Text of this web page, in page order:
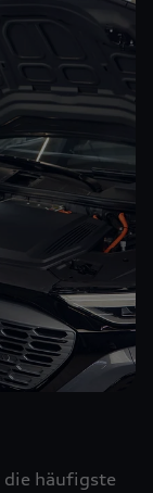
die häufigste